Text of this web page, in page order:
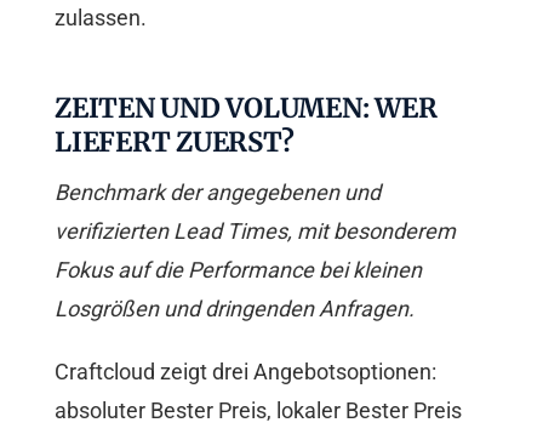
zulassen.
ZEITEN UND VOLUMEN: WER
LIEFERT ZUERST?
Benchmark der angegebenen und
verifizierten Lead Times, mit besonderem
Fokus auf die Performance bei kleinen
Losgrößen und dringenden Anfragen.
Craftcloud zeigt drei Angebotsoptionen:
absoluter Bester Preis, lokaler Bester Preis